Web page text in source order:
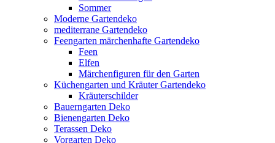
Sommer
Moderne Gartendeko
mediterrane Gartendeko
Feengarten märchenhafte Gartendeko
Feen
Elfen
Märchenfiguren für den Garten
Küchengarten und Kräuter Gartendeko
Kräuterschilder
Bauerngarten Deko
Bienengarten Deko
Terassen Deko
Vorgarten Deko